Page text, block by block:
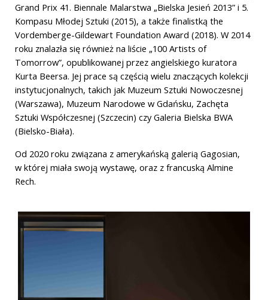
Grand Prix 41. Biennale Malarstwa „Bielska Jesień 2013” i 5.
Kompasu Młodej Sztuki (2015), a także finalistką the
Vordemberge-Gildewart Foundation Award (2018). W 2014
roku znalazła się również na liście „100 Artists of
Tomorrow”, opublikowanej przez angielskiego kuratora
Kurta Beersa. Jej prace są częścią wielu znaczących kolekcji
instytucjonalnych, takich jak Muzeum Sztuki Nowoczesnej
(Warszawa), Muzeum Narodowe w Gdańsku, Zachęta
Sztuki Współczesnej (Szczecin) czy Galeria Bielska BWA
(Bielsko-Biała).
Od 2020 roku związana z amerykańską galerią Gagosian,
w której miała swoją wystawę, oraz z francuską Almine
Rech.